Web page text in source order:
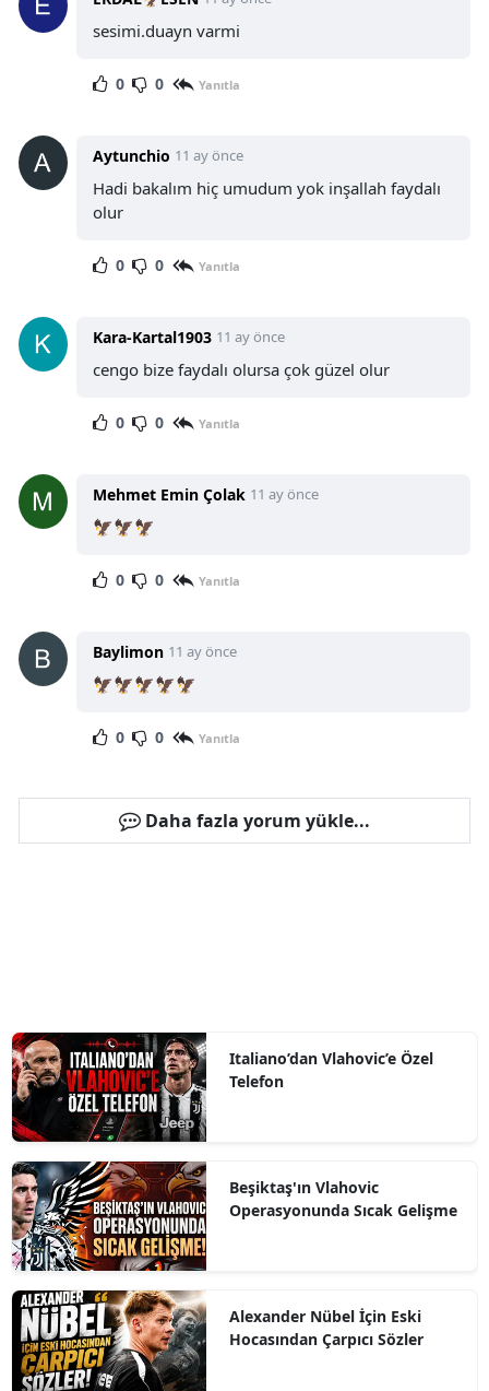
sesimi.duayn varmi
0 0 Yanıtla
Aytunchio 11 ay önce
Hadi bakalım hiç umudum yok inşallah faydalı
olur
0 0 Yanıtla
Kara-Kartal1903 11 ay önce
cengo bize faydalı olursa çok güzel olur
0 0 Yanıtla
Mehmet Emin Çolak 11 ay önce
🦅🦅🦅
0 0 Yanıtla
Baylimon 11 ay önce
🦅🦅🦅🦅🦅
0 0 Yanıtla
Daha fazla yorum yükle...
Italiano’dan Vlahovic’e Özel
Telefon
Beşiktaş'ın Vlahovic
Operasyonunda Sıcak Gelişme
Alexander Nübel İçin Eski
Hocasından Çarpıcı Sözler